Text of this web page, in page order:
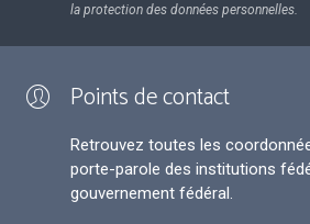
la protection des données personnelles.
Points de contact
Retrouvez toutes les
porte-parole des institutions
gouvernement fédéral.